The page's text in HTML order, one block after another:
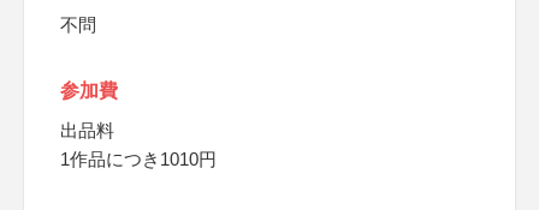
不問
参加費
出品料
1作品につき1010円